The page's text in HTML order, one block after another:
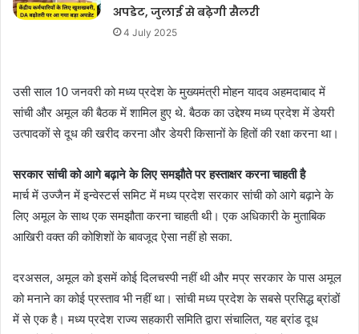
अपडेट, जुलाई से बढ़ेगी सैलरी
4 July 2025
उसी साल 10 जनवरी को मध्य प्रदेश के मुख्यमंत्री मोहन यादव अहमदाबाद में
सांची और अमूल की बैठक में शामिल हुए थे. बैठक का उद्देश्य मध्य प्रदेश में डेयरी
उत्पादकों से दूध की खरीद करना और डेयरी किसानों के हितों की रक्षा करना था।
सरकार सांची को आगे बढ़ाने के लिए समझौते पर हस्ताक्षर करना चाहती है
मार्च में उज्जैन में इन्वेस्टर्स समिट में मध्य प्रदेश सरकार सांची को आगे बढ़ाने के
लिए अमूल के साथ एक समझौता करना चाहती थी। एक अधिकारी के मुताबिक
आखिरी वक्त की कोशिशों के बावजूद ऐसा नहीं हो सका.
दरअसल, अमूल को इसमें कोई दिलचस्पी नहीं थी और मप्र सरकार के पास अमूल
को मनाने का कोई प्रस्ताव भी नहीं था। सांची मध्य प्रदेश के सबसे प्रसिद्ध ब्रांडों
में से एक है। मध्य प्रदेश राज्य सहकारी समिति द्वारा संचालित, यह ब्रांड दूध